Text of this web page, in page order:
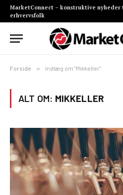
MarketConnect – konstruktive
erhvervsfolk
Forside » Indlæg om "Mikkeller"
ALT OM: MIKKELLER